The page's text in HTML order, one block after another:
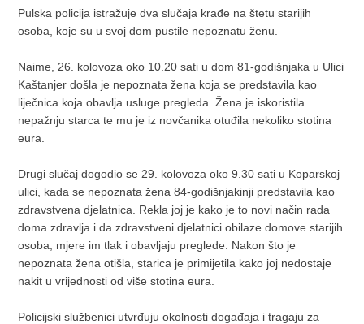
Pulska policija istražuje dva slučaja krađe na štetu starijih
osoba, koje su u svoj dom pustile nepoznatu ženu.
Naime, 26. kolovoza oko 10.20 sati u dom 81-godišnjaka u Ulici
Kaštanjer došla je nepoznata žena koja se predstavila kao
liječnica koja obavlja usluge pregleda. Žena je iskoristila
nepažnju starca te mu je iz novčanika otuđila nekoliko stotina
eura.
Drugi slučaj dogodio se 29. kolovoza oko 9.30 sati u Koparskoj
ulici, kada se nepoznata žena 84-godišnjakinji predstavila kao
zdravstvena djelatnica. Rekla joj je kako je to novi način rada
doma zdravlja i da zdravstveni djelatnici obilaze domove starijih
osoba, mjere im tlak i obavljaju preglede. Nakon što je
nepoznata žena otišla, starica je primijetila kako joj nedostaje
nakit u vrijednosti od više stotina eura.
Policijski službenici utvrđuju okolnosti događaja i tragaju za